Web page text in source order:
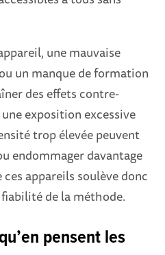
une mauvaise
un manque de formation
des effets contre-
exposition excessive
trop élevée peuvent
endommager davantage
appareils soulève donc
de la méthode.
pensent les